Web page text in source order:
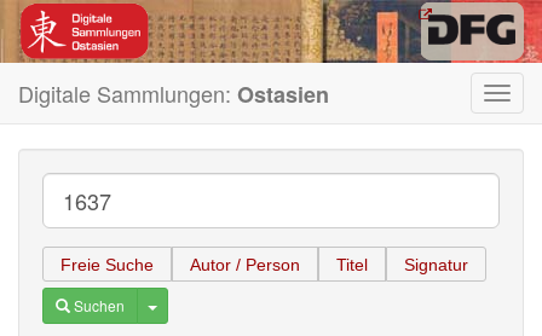
Digitale Sammlungen: Ostasien
Freie Suche Autor / Person Titel Signatur
Suchen Toggle Dropdown